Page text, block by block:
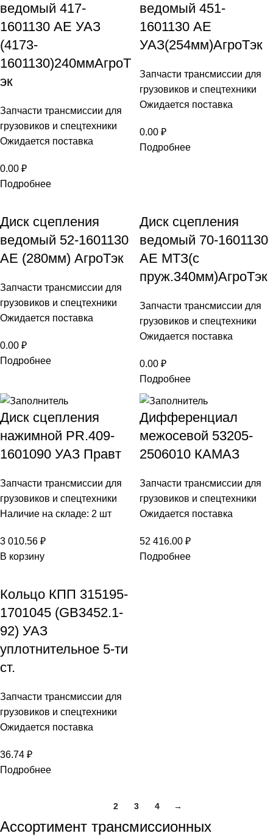
ведомый 417-
1601130 AE УАЗ
(4173-
1601130)240ммАгроТ
эк
Запчасти трансмиссии для
грузовиков и спецтехники
Ожидается поставка
0.00 ₽
Подробнее
ведомый 451-
1601130 AE
УАЗ(254мм)АгроТэк
Запчасти трансмиссии для
грузовиков и спецтехники
Ожидается поставка
0.00 ₽
Подробнее
Диск сцепления
ведомый 52-1601130
AE (280мм) АгроТэк
Запчасти трансмиссии для
грузовиков и спецтехники
Ожидается поставка
0.00 ₽
Подробнее
Диск сцепления
ведомый 70-1601130
AE МТЗ(с
пруж.340мм)АгроТэк
Запчасти трансмиссии для
грузовиков и спецтехники
Ожидается поставка
0.00 ₽
Подробнее
Диск сцепления
нажимной PR.409-
1601090 УАЗ Правт
Запчасти трансмиссии для
грузовиков и спецтехники
Наличие на складе: 2 шт
3 010.56 ₽
В корзину
Дифференциал
межосевой 53205-
2506010 КАМАЗ
Запчасти трансмиссии для
грузовиков и спецтехники
Ожидается поставка
52 416.00 ₽
Подробнее
Кольцо КПП 315195-
1701045 (GB3452.1-
92) УАЗ
уплотнительное 5-ти
ст.
Запчасти трансмиссии для
грузовиков и спецтехники
Ожидается поставка
36.74 ₽
Подробнее
2 3 4 →
Ассортимент трансмиссионных